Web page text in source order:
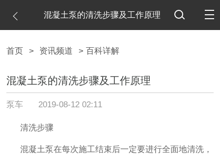
混凝土泵的清洗步骤及工作原理
首页 > 资讯频道 > 百科详解
混凝土泵的清洗步骤及工作原理
泵车 2019-08-12 02:11
清洗步骤
混凝土泵在每次施工结束后一定要进行全面地清洗，